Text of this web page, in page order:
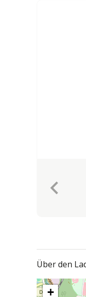
keyboard_arrow_left
Über den
+